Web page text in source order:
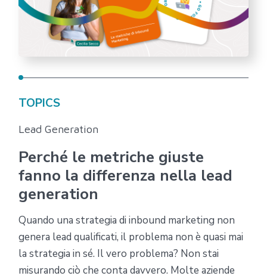
TOPICS
Lead Generation
Perché le metriche giuste
fanno la differenza nella lead
generation
Quando una strategia di inbound marketing non
genera lead qualificati, il problema non è quasi mai
la strategia in sé. Il vero problema? Non stai
misurando ciò che conta davvero. Molte aziende